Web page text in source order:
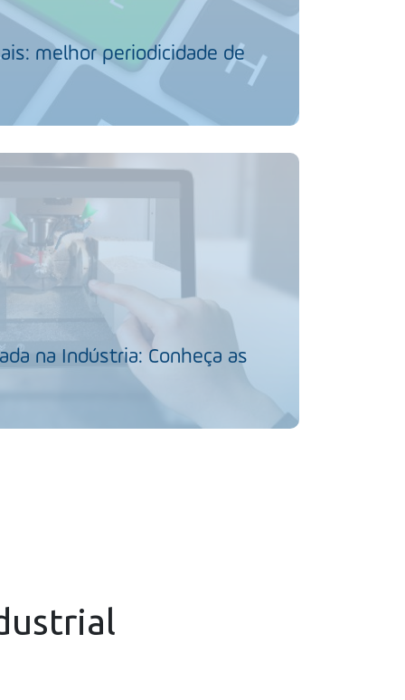
melhor periodicidade de
na Indústria: Conheça as